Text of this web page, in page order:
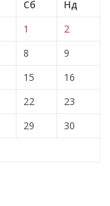
Сб
Нд
1
2
8
9
15
16
22
23
29
30